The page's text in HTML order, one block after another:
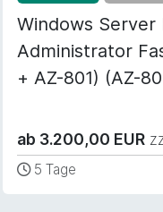
Windows Server
Administrator
+ AZ-801) (AZ-
ab 3.200,00 EUR
5 Tage